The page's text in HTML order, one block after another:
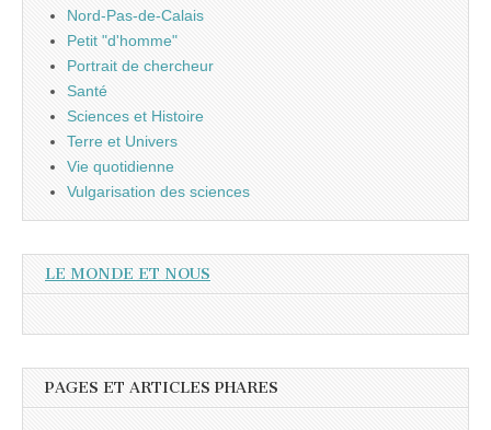
Nord-Pas-de-Calais
Petit "d'homme"
Portrait de chercheur
Santé
Sciences et Histoire
Terre et Univers
Vie quotidienne
Vulgarisation des sciences
LE MONDE ET NOUS
PAGES ET ARTICLES PHARES